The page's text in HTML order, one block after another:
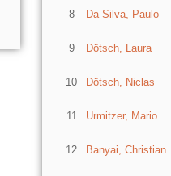
8 Da Silva, Paulo
9 Dötsch, Laura
10 Dötsch, Niclas
11 Urmitzer, Mario
12 Banyai, Christian